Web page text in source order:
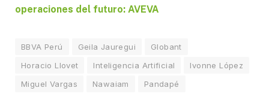
operaciones del futuro: AVEVA
BBVA Perú Geila Jauregui
Globant
Horacio Llovet
Inteligencia Artificial
Ivonne López
Miguel Vargas
Nawaiam Pandapé